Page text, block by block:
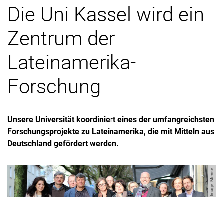
Die Uni Kassel wird ein
Zentrum der
Lateinamerika-
Forschung
Unsere Universität koordiniert eines der umfang­reichsten
Forschungsprojekte zu Lateinamerika, die mit Mitteln aus
Deutschland gefördert werden.
Image: Mense